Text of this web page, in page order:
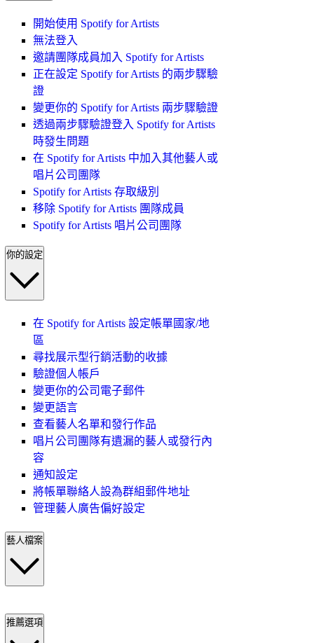
開始使用 Spotify for Artists
無法登入
邀請團隊成員加入 Spotify for Artists
正在設定 Spotify for Artists 的兩步驟驗
證
變更你的 Spotify for Artists 兩步驟驗證
透過兩步驟驗證登入 Spotify for Artists
時發生問題
在 Spotify for Artists 中加入其他藝人或
唱片公司團隊
Spotify for Artists 存取級別
移除 Spotify for Artists 團隊成員
Spotify for Artists 唱片公司團隊
你的設定
在 Spotify for Artists 設定帳單國家/地
區
尋找展示型行銷活動的收據
驗證個人帳戶
變更你的公司電子郵件
變更語言
查看藝人名單和發行作品
唱片公司團隊有遺漏的藝人或發行內
容
通知設定
將帳單聯絡人設為群組郵件地址
管理藝人廣告偏好設定
藝人檔案
推薦選項